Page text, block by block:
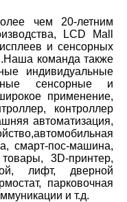
чем 20-летним
LCD Mall
и сенсорных
команда также
индивидуальные
сенсорные и
применение,
контроллер
автоматизация,
смарт-пос-машина,
3D-принтер,
лифт, дверной
парковочная
и т.д.